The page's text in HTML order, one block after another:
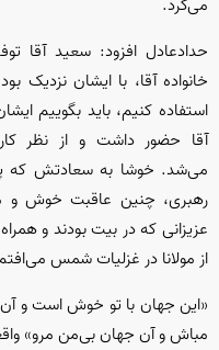
می‌کرد.
حدادعادل افزود: سعید آقا
خانواده آقا، با ایشان نزدیک
استفاده کنیم، باید بگوییم
آقا حضور داشت و از نظر
می‌شد. خوشا به سعادتش که
رهبری، چنین عاقبت خوش و
عزیزانی که در بیت بودند و
از مولانا در غزلیات شمس
«این جهان با تو خوش است و
مباش و آن جهان بی‌من مرو»